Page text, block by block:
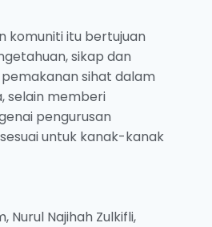
komuniti itu bertujuan
sikap dan
sihat dalam
selain memberi
pengurusan
untuk kanak-kanak
Nurul Najihah Zulkifli,